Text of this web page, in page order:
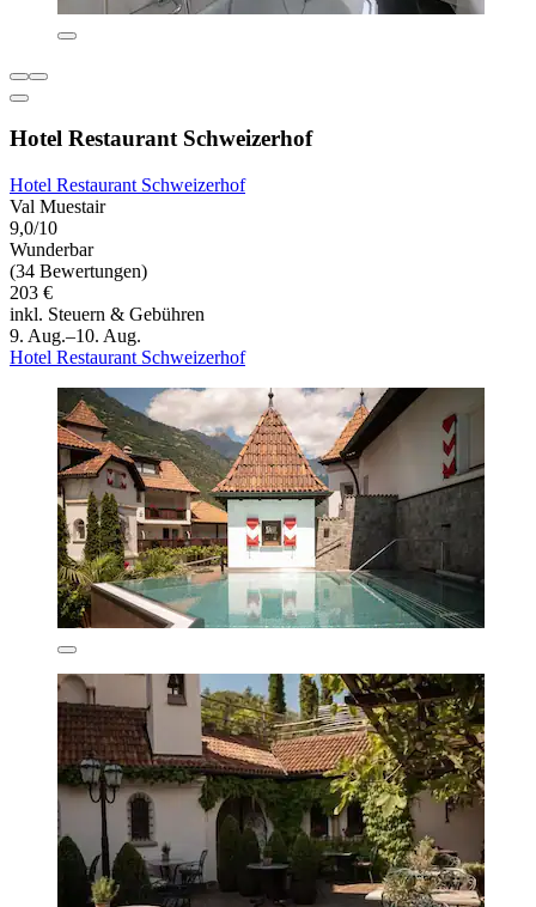
Hotel Restaurant Schweizerhof
Hotel Restaurant Schweizerhof
Val Muestair
9,0/10
Wunderbar
(34 Bewertungen)
203 €
inkl. Steuern & Gebühren
9. Aug.–10. Aug.
Hotel Restaurant Schweizerhof